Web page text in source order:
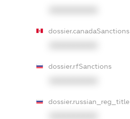
dossier.canadaSanctions
dossier.rfSanctions
dossier.russian_reg_title